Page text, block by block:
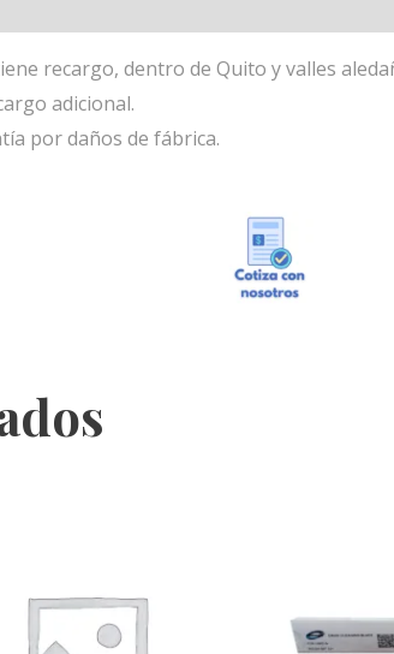
recargo, dentro de Quito y valles
adicional.
por daños de fábrica.